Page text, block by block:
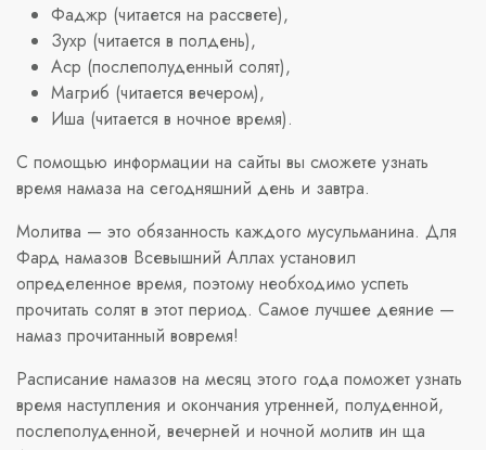
Фаджр (читается на рассвете),
Зухр (читается в полдень),
Аср (послеполуденный солят),
Магриб (читается вечером),
Иша (читается в ночное время).
С помощью информации на сайты вы сможете узнать
время намаза на сегодняшний день и завтра.
Молитва — это обязанность каждого мусульманина. Для
Фард намазов Всевышний Аллах установил
определенное время, поэтому необходимо успеть
прочитать солят в этот период. Самое лучшее деяние —
намаз прочитанный вовремя!
Расписание намазов на месяц этого года поможет узнать
время наступления и окончания утренней, полуденной,
послеполуденной, вечерней и ночной молитв ин ща